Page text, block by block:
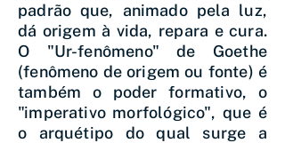
padrão que, animado pela luz,
dá origem à vida, repara e cura.
O "Ur-fenômeno" de Goethe
(fenômeno de origem ou fonte) é
também o poder formativo, o
"imperativo morfológico", que é
o arquétipo do qual surge a